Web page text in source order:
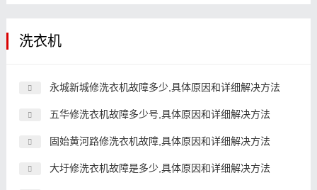
洗衣机
永城新城修洗衣机故障多少,具体原因和详细解决方法
五华修洗衣机故障多少号,具体原因和详细解决方法
固始黄河路修洗衣机故障,具体原因和详细解决方法
大圩修洗衣机故障是多少,具体原因和详细解决方法